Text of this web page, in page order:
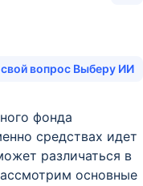
вопрос Выберу ИИ
фонда
средствах идет
различаться в
основные